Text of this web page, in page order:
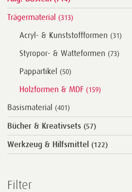
Trägermaterial (313)
Acryl- & Kunststoffformen (31)
Styropor- & Watteformen (73)
Pappartikel (50)
Holzformen & MDF (159)
Basismaterial (401)
Bücher & Kreativsets (57)
Werkzeug & Hilfsmittel (122)
Filter